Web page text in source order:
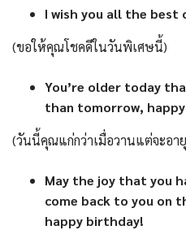
I wish you all the best
(ขอให้คุณโชคดีในวันพิเศษนี้)
You’re older today
than tomorrow,
(วันนี้คุณแก่กว่าเมื่อวานแต่จะอา
May the joy that you
come back to you on
happy birthday!